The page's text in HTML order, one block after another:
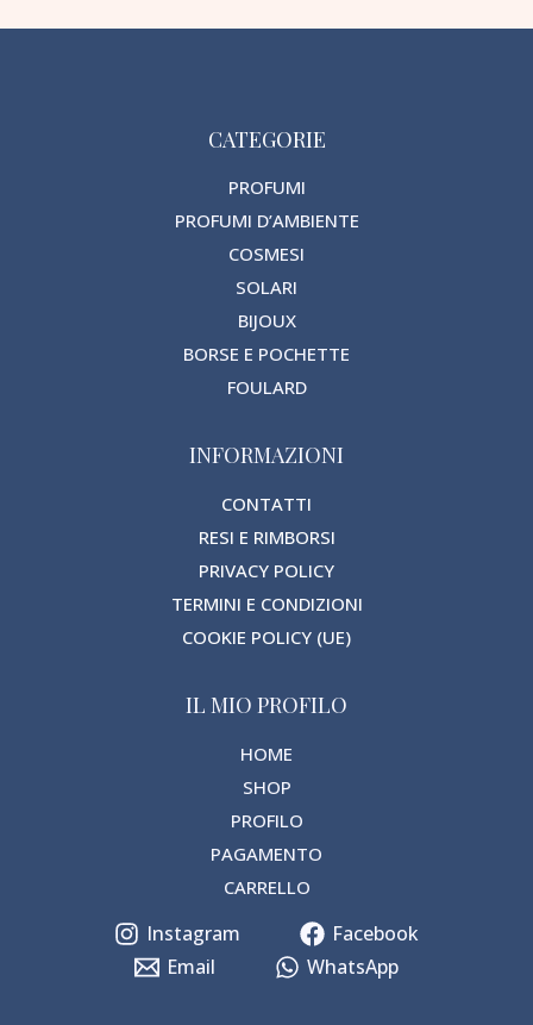
CATEGORIE
PROFUMI
PROFUMI D’AMBIENTE
COSMESI
SOLARI
BIJOUX
BORSE E POCHETTE
FOULARD
INFORMAZIONI
CONTATTI
RESI E RIMBORSI
PRIVACY POLICY
TERMINI E CONDIZIONI
COOKIE POLICY (UE)
IL MIO PROFILO
HOME
SHOP
PROFILO
PAGAMENTO
CARRELLO
Instagram
Facebook
Email
WhatsApp